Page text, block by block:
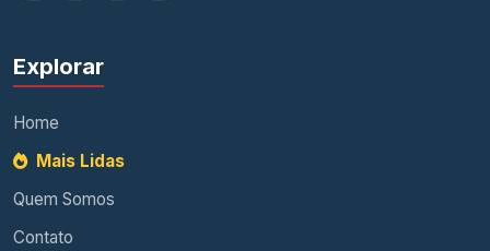
Explorar
Home
Mais Lidas
Quem Somos
Contato